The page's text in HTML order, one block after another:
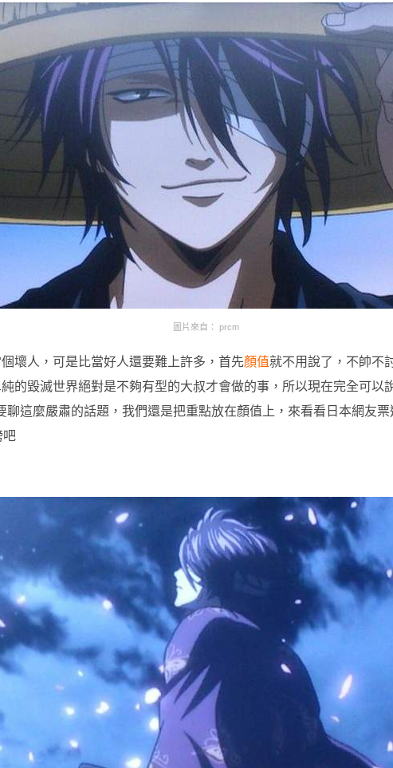
圖片來自： prcm
壞人，可是比當好人還要難上許多，首先顏值就不用說了，不帥不
的毀滅世界絕對是不夠有型的大叔才會做的事，所以現在完全可以
聊這麼嚴肅的話題，我們還是把重點放在顏值上，來看看日本網友票
吧